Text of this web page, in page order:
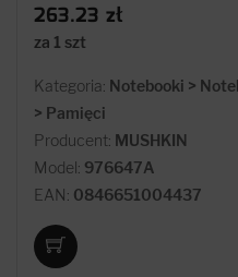
263.23 zł
za 1 szt
Kategoria: Notebooki >
> Pamięci
Producent: MUSHKIN
Model: 976647A
EAN: 0846651004437